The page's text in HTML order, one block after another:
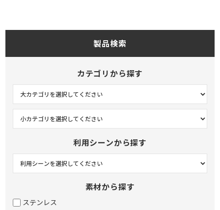
製品検索
カテゴリから探す
利用シーンから探す
素材から探す
ステンレス